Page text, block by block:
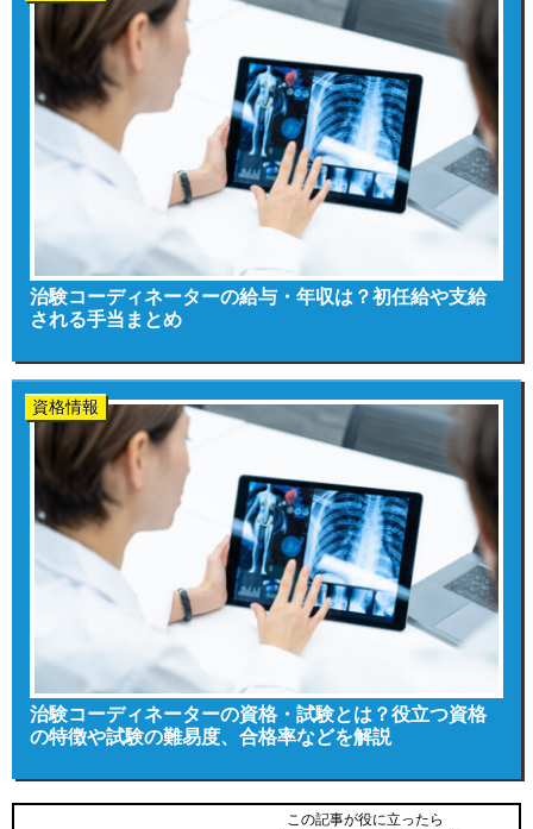
治験コーディネーターの給与・年収は？初任給や支給
される手当まとめ
資格情報
治験コーディネーターの資格・試験とは？役立つ資格
の特徴や試験の難易度、合格率などを解説
この記事が役に立ったら